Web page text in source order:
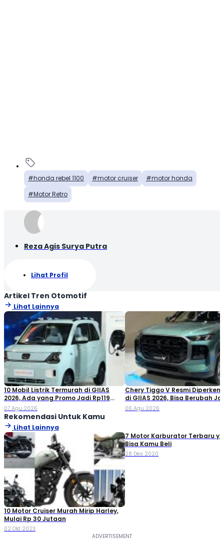
honda rebel 1100 motor cruiser
motor honda
Motor Retro
Reza Agis Surya Putra
Lihat Profil
Artikel Tren Otomotif
Lihat Lainnya
10 Mobil Listrik Termurah di GIIAS
2026, Ada yang Promo Jadi Rp119
Jutaan!
07 Agu 2026
Chery Tiggo V Resmi
di GIIAS 2026, Bisa Berubah
Double Cabin
06 Agu 2026
Rekomendasi Untuk Kamu
Lihat Lainnya
10 Motor Cruiser Murah Mirip Harley,
Mulai Rp 30 Jutaan
02 Okt 2023
7 Motor Karburator Terbaru
Bisa Kamu Beli
28 Des 2020